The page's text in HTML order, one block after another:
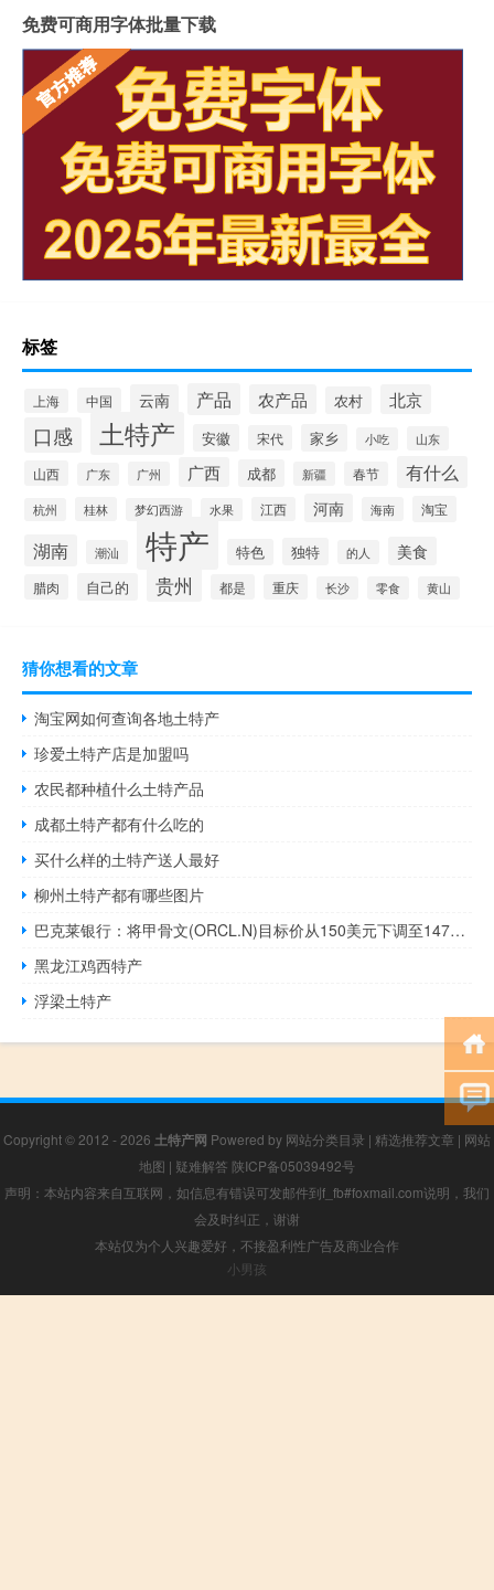
免费可商用字体批量下载
标签
上海 中国 云南 产品 农产品 农村 北京
口感 土特产 安徽 宋代 家乡 小吃 山东
山西 广东 广州 广西 成都 新疆 春节 有什么
杭州 桂林 梦幻西游 水果 江西 河南 海南 淘宝
湖南 潮汕 特产 特色 独特 的人 美食
腊肉 自己的 贵州 都是 重庆 长沙 零食 黄山
猜你想看的文章
淘宝网如何查询各地土特产
珍爱土特产店是加盟吗
农民都种植什么土特产品
成都土特产都有什么吃的
买什么样的土特产送人最好
柳州土特产都有哪些图片
巴克莱银行：将甲骨文(ORCL.N)目标价从150美元下调至147美元
黑龙江鸡西特产
浮梁土特产
Copyright © 2012 - 2026 土特产网 Powered by 网站分类目录 | 精选推荐文章 | 网站
地图 | 疑难解答 陕ICP备05039492号
声明：本站内容来自互联网，如信息有错误可发邮件到f_fb#foxmail.com说明，我们
会及时纠正，谢谢
本站仅为个人兴趣爱好，不接盈利性广告及商业合作
小男孩